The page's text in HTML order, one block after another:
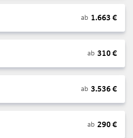
ab 1.663 €
ab 310€
ab 3.536€
ab 290€